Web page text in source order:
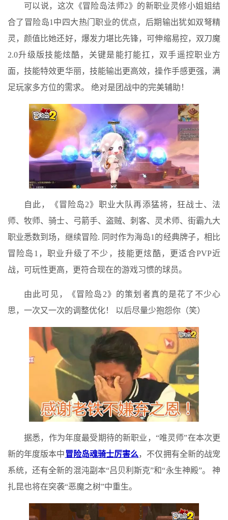
可以说，这次《冒险岛法师2》的新职业灵修小姐姐结
合了冒险岛1中四大热门职业的优点，后期输出犹如双弩精
灵，颜值比她还好，爆发力堪比先锋，可伸缩易控，双刀魔
2.0升级版技能炫酷，关键是能打能扛，双手遥控职业方
面，技能特效更华丽，技能输出更高效，操作手感更强，满
足玩家多方位的需求。 绝对是团战中的完美辅助！
自此，《冒险岛2》职业大队再添猛将，狂战士、法
师、牧师、骑士、弓箭手、盗贼、刺客、灵术师、街霸九大
职业悉数到场，继续冒险. 同时作为海岛1的经典牌子，相比
冒险岛1，职业升级了不少，技能更炫酷，更适合PVP近
战，可玩性更高，更符合现在的游戏习惯的球员。
由此可见，《冒险岛2》的策划者真的是花了不少心
思，一次又一次的调整优化！ 以后尽量少抱怨你（笑）
据悉，作为年度最受期待的新职业，“唯灵师”在本次更
新的年度版本中冒险岛魂骑士厉害么，不仅拥有全新的战宠
系统，还有全新的混沌副本“吕贝利斯克”和“永生神殿”。 神
扎昆也将在突袭“恶魔之树”中重生。